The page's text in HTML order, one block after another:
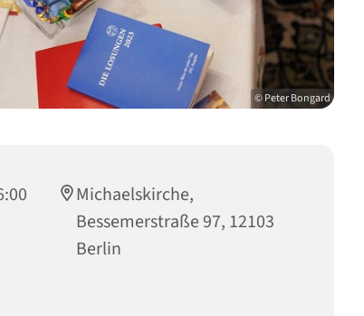
© Peter Bongard
Michaelskirche,
Bessemerstraße 97, 12103
Berlin